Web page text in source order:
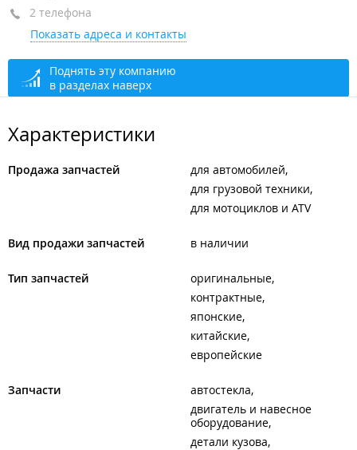
1-й этаж
+7 914 707-68-71
+7 (423) 277-68-71
открыто: 10:00–18:00
2 телефона
Показать адреса и контакты
Поднять эту компанию
в разделах наверх
Характеристики
Продажа запчастей
для автомобилей
для грузовой техники
для мотоциклов и ATV
Вид продажи запчастей в наличии
Тип запчастей
оригинальные
контрактные
японские
китайские
европейские
Запчасти
автостекла
двигатель и навесное
оборудование
детали кузова